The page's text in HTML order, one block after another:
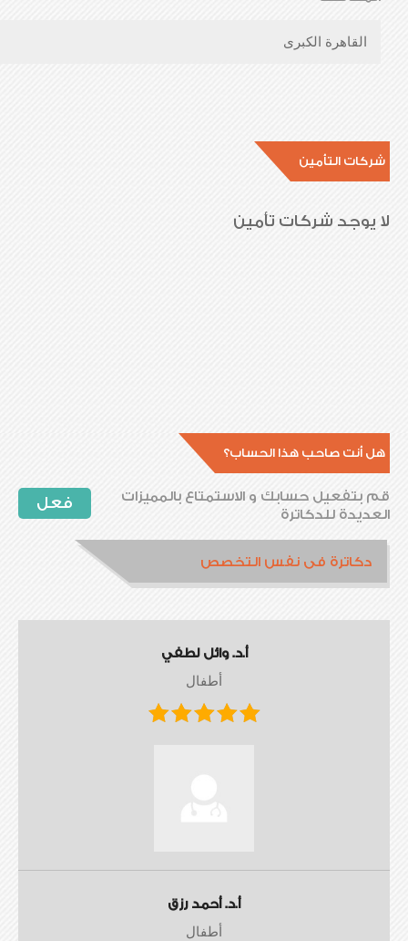
القاهرة الكبرى
شركات التأمين
لا يوجد شركات تأمين
هل أنت صاحب هذا الحساب؟
فعل
قم بتفعيل حسابك و الاستمتاع بالمميزات
العديدة للدكاترة
دكاترة فى نفس التخصص
أ.د. وائل لطفي
أطفال
أ.د. أحمد رزق
أطفال